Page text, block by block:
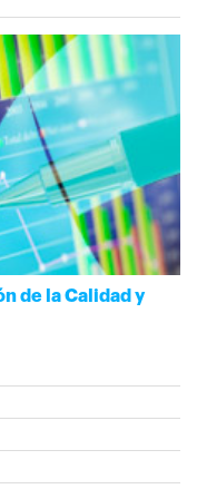
de la Calidad y